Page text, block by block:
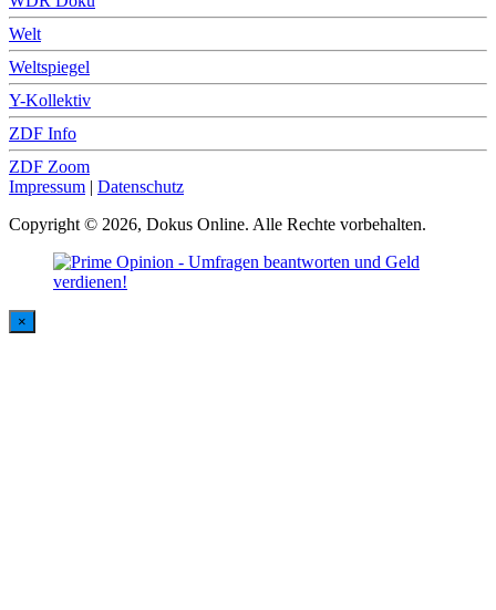
Welt
Weltspiegel
Y-Kollektiv
ZDF Info
ZDF Zoom
Impressum | Datenschutz
Copyright © 2026, Dokus Online. Alle Rechte vorbehalten.
×